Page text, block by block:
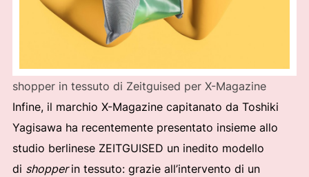
shopper in tessuto di Zeitguised per X-Magazine
Infine, il marchio X-Magazine capitanato da Toshiki
Yagisawa ha recentemente presentato insieme allo
studio berlinese ZEITGUISED un inedito modello
di shopperin tessuto: grazie all’intervento di un